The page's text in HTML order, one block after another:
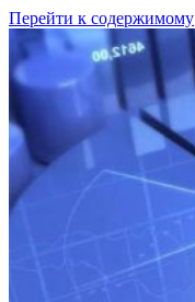
Перейти к содержимому